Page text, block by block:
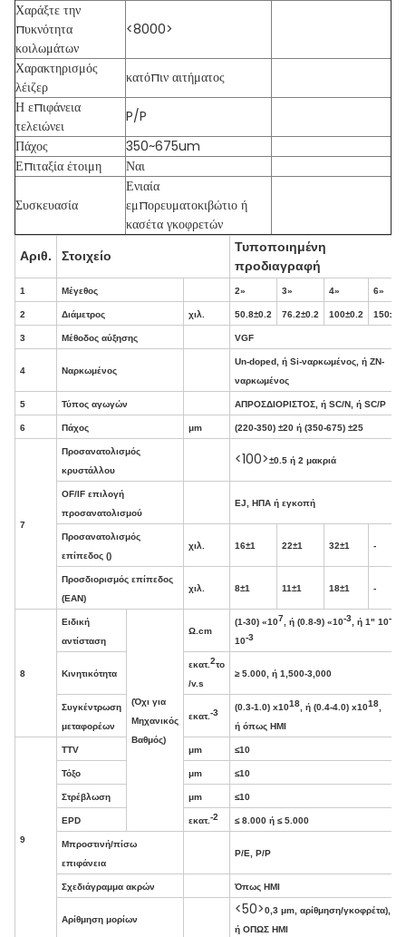
Χαράξτε την
πυκνότητα
κοιλωμάτων
<8000>
Χαρακτηρισμός
λέιζερ
κατόπιν αιτήματος
Η επιφάνεια
τελειώνει
P/P
Πάχος
350~675um
Επιταξία έτοιμη
Ναι
Συσκευασία
Ενιαία
εμπορευματοκιβώτιο ή
κασέτα γκοφρετών
Αριθ. Στοιχείο
Τυποποιημένη
προδιαγραφή
1 Μέγεθος 2» 3» 4» 6»
2 Διάμετρος χιλ. 50.8±0.2 76.2±0.2 100±0.2
3 Μέθοδος αύξησης VGF
4 Ναρκωμένος
Un-doped, ή Si-ναρκωμένος, ή ZN-
ναρκωμένος
5 Τύπος αγωγών ΑΠΡΟΣΔΙΟΡΙΣΤΟΣ, ή SC/N, ή SC/P
6 Πάχος μm (220-350) ±20 ή (350-675) ±25
7
Προσανατολισμός
κρυστάλλου
<100>±0.5 ή 2 μακριά
OF/IF επιλογή
προσανατολισμού
EJ, ΗΠΑ ή εγκοπή
Προσανατολισμός
επίπεδος ()
χιλ. 16±1 22±1 32±1 -
Προσδιορισμός επίπεδος
(ΕΑΝ)
χιλ. 8±1 11±1 18±1 -
8
Ειδική
αντίσταση
(Όχι για
Μηχανικός
Βαθμός)
Ω.cm
(1-30) «107 , ή (0.8-9) «10-3 , ή 1" 10-2
10-3
Κινητικότητα
εκατ.2το
/v.s
≥ 5.000, ή 1,500-3,000
Συγκέντρωση
μεταφορέων
εκατ.-3 (0.3-1.0) x1018 , ή (0.4-4.0) x1018
ή όπως ΗΜΙ
9
TTV μm ≤10
Τόξο μm ≤10
Στρέβλωση μm ≤10
EPD εκατ.-2 ≤ 8.000 ή ≤ 5.000
Μπροστινή/πίσω
επιφάνεια
P/E, P/P
Σχεδιάγραμμα ακρών Όπως ΗΜΙ
Αρίθμηση μορίων
<50>0,3 μm, αρίθμηση/γκοφρέτα),
ή ΟΠΩΣ ΗΜΙ